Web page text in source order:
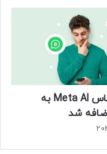
حالت ناشناس Meta AI به
شد